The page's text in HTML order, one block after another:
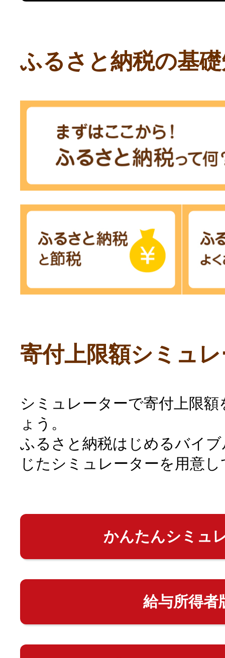
ふるさと納税の基
寄付上限額シミュ
シミュレーターで寄付上限
ょう。
ふるさと納税はじめるバイ
じたシミュレーターを用意
かんたんシミュ
給与所得者